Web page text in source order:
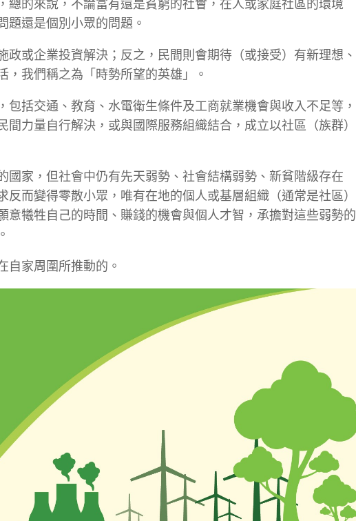
的來說，不論富有還是貧窮的社會，在人或家庭社區的環境
題還是個別小眾的問題。
或企業投資解決；反之，民間則會期待（或接受）有新理想、
我們稱之為「時勢所望的英雄」。
括交通、教育、水電衛生條件及工商就業機會與收入不足等，
力量自行解決，或與國際服務組織結合，成立以社區（族群）
家，但社會中仍有先天弱勢、社會結構弱勢、新貧階級存在
反而變得零散小眾，唯有在地的個人或基層組織（通常是社區）
犧牲自己的時間、賺錢的機會與個人才智，承擔對這些弱勢的
自家周圍所推動的。